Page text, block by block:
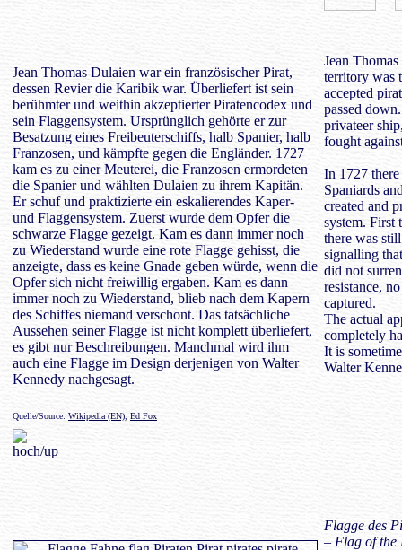
Jean Thomas Dulaien war ein französischer Pirat,
dessen Revier die Karibik war. Überliefert ist sein
berühmter und weithin akzeptierter Piratencodex und
sein Flaggensystem. Ursprünglich gehörte er zur
Besatzung eines Freibeuterschiffs, halb Spanier, halb
Franzosen, und kämpfte gegen die Engländer. 1727
kam es zu einer Meuterei, die Franzosen ermordeten
die Spanier und wählten Dulaien zu ihrem Kapitän.
Er schuf und praktizierte ein eskalierendes Kaper-
und Flaggensystem. Zuerst wurde dem Opfer die
schwarze Flagge gezeigt. Kam es dann immer noch
zu Wiederstand wurde eine rote Flagge gehisst, die
anzeigte, dass es keine Gnade geben würde, wenn die
Opfer sich nicht freiwillig ergaben. Kam es dann
immer noch zu Wiederstand, blieb nach dem Kapern
des Schiffes niemand verschont. Das tatsächliche
Aussehen seiner Flagge ist nicht komplett überliefert,
es gibt nur Beschreibungen. Manchmal wird ihm
auch eine Flagge im Design derjenigen von Walter
Kennedy nachgesagt.
Jean
territory was
accepted
passed
privateer
fought
In 1727
Spaniards
created and
system. First
there was
signalling
did not
resistance,
captured.
The actual
completely
It is
Walter
Quelle/Source: Wikipedia (EN) Ed Fox
Flagge des
– Flag of the